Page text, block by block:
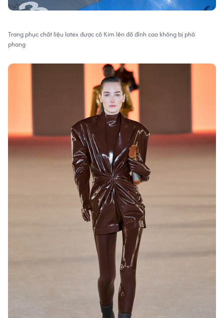
Trang phục chất liệu latex được cô Kim lên đồ đỉnh cao không bị phô
phang